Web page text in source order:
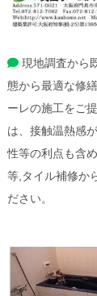
現地調査から
態から最適な修
ーレの施工をご
は、接触温熱感
性等の利点も含
等,タイル補修か
ださい。